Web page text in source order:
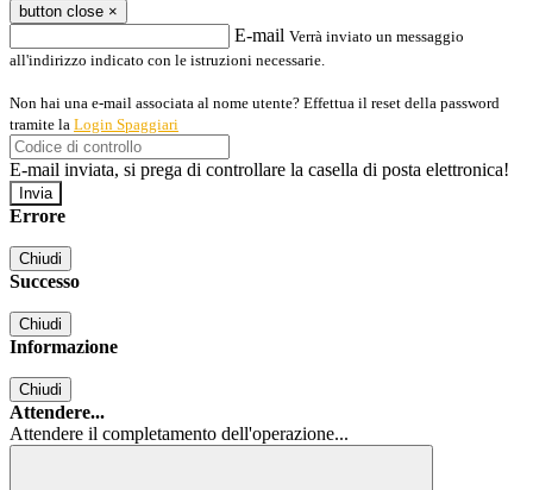
button close ×
E-mail Verrà inviato un messaggio
all'indirizzo indicato con le istruzioni necessarie.
Non hai una e-mail associata al nome utente? Effettua il reset della password
tramite la Login Spaggiari
E-mail inviata, si prega di controllare la casella di posta elettronica!
Errore
Chiudi
Successo
Chiudi
Informazione
Chiudi
Attendere...
Attendere il completamento dell'operazione...